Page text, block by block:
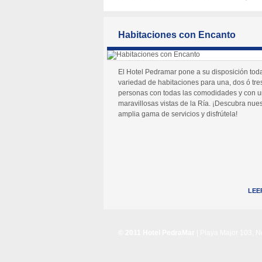
Habitaciones con Encanto
El Hotel Pedramar pone a su disposición
variedad de habitaciones para una, dos ó
personas con todas las comodidades y con
maravillosas vistas de la Ría. ¡Descubra
amplia gama de servicios y disfrútela!